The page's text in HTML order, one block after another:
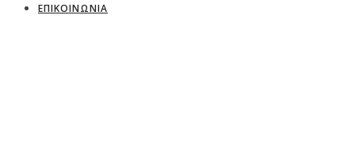
ΕΠΙΚΟΙΝΩΝΙΑ